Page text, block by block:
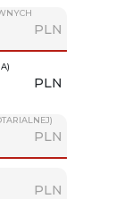
PLN
PLN
PLN
PLN